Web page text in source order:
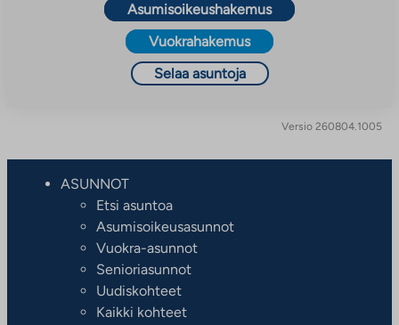
Asumisoikeushakemus
Vuokrahakemus
Selaa asuntoja
Versio 260804.1005
ASUNNOT
Etsi asuntoa
Asumisoikeusasunnot
Vuokra-asunnot
Senioriasunnot
Uudiskohteet
Kaikki kohteet